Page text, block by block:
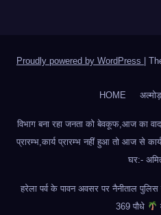
Proudly powered by WordPress
HOME
विभाग बना रहा जनता को बेवकूफ,आज का
प्रारम्भ,कार्य प्रारम्भ नहीं हुआ तो आज से
घर:-
हरेला पर्व के पावन अवसर पर नैनीताल पुलिस
369 पौधे